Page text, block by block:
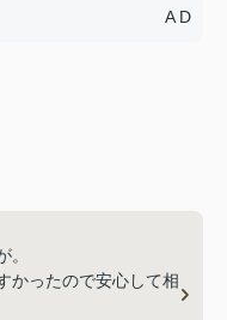
A D
。
かったので安心して相